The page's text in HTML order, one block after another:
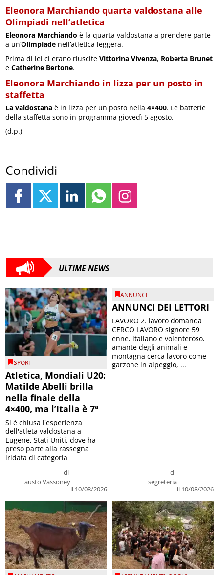
Eleonora Marchiando quarta valdostana alle
Olimpiadi nell’atletica
Eleonora Marchiando è la quarta valdostana a prendere parte
a un’Olimpiade nell’atletica leggera.
Prima di lei ci erano riusciteVittorina Vivenza, Roberta Brunet
eCatherine Bertone.
Eleonora Marchiando in lizza per un posto in
staffetta
La valdostana è in lizza per un posto nella4×400. Le batterie
della staffetta sono in programma giovedì 5 agosto.
(d.p.)
Condividi
ULTIME NEWS
SPORT
Atletica, Mondiali U20:
Matilde Abelli brilla
nella finale della
4×400, ma l’Italia è 7ª
di
Fausto Vassoney
il 10/08/2026
Si è chiusa l'esperienza
dell'atleta valdostana a
Eugene, Stati Uniti, dove ha
preso parte alla rassegna
iridata di categoria
ANNUNCI
ANNUNCI DEI LETTORI
di
segreteria
il 10/08/2026
LAVORO 2. lavoro domanda
CERCO LAVORO signore 59
enne, italiano e volenteroso,
amante degli animali e
montagna cerca lavoro come
garzone in alpeggio, ...